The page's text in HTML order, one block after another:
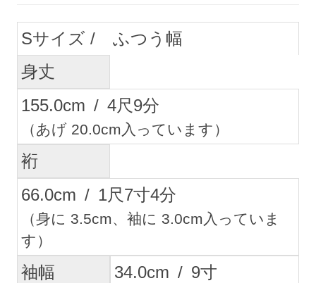
S
ふつう幅
身丈
155.0cm / 4尺9分
（あげ 20.0cm入っています）
裄
66.0cm / 1尺7寸4分
（身に 3.5cm、袖に 3.0cm入っていま
す）
袖幅 34.0cm / 9寸